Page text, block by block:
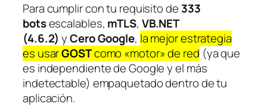
Para cumplir con tu requisito de 333
botsescalables, mTLS, VB.NET
(4.6.2) yCero Google, la mejor estrategia
es usarGOSTcomo «motor» de red (ya que
es independiente de Google y el más
indetectable) empaquetado dentro de tu
aplicación.